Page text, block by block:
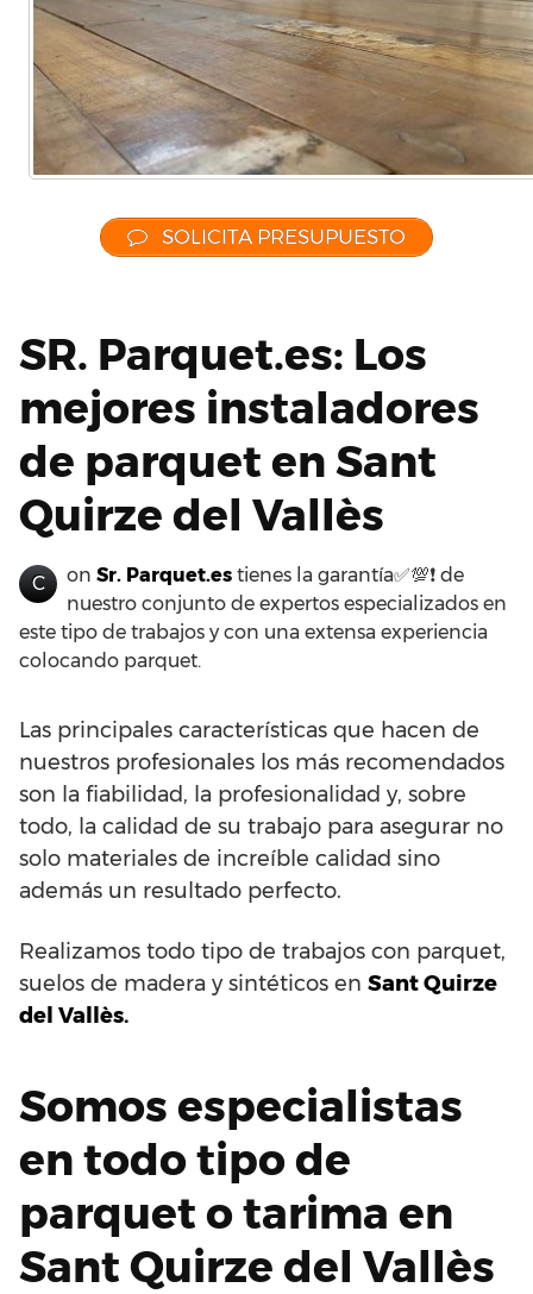
SOLICITA PRESUPUESTO
SR. Parquet.es: Los
mejores instaladores
de parquet en Sant
Quirze del Vallès
C on Sr. Parquet.es tienes la garantía✅💯❗ de
nuestro conjunto de expertos especializados en
este tipo de trabajos y con una extensa experiencia
colocando parquet.
Las principales características que hacen de
nuestros profesionales los más recomendados
son la fiabilidad, la profesionalidad y, sobre
todo, la calidad de su trabajo para asegurar no
solo materiales de increíble calidad sino
además un resultado perfecto.
Realizamos todo tipo de trabajos con parquet,
suelos de madera y sintéticos en Sant Quirze
del Vallès.
Somos especialistas
en todo tipo de
parquet o tarima en
Sant Quirze del Vallès